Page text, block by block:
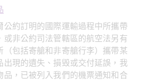
公約訂明的國際運輸過程中所攜帶
或非公約司法管轄區的航空法另有
（包括寄艙和非寄艙行李）攜帶某
出現的遺失、損毁或交付延誤，我
品，已被列入我們的機票通知和合